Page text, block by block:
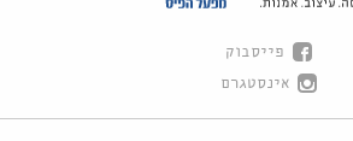
פייסבוק
אינסטגרם